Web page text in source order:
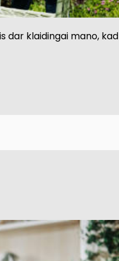
dar klaidingai mano, kad